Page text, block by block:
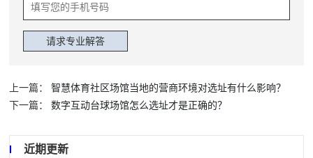
上一篇：
智慧体育社区场馆当地的营商环境对选址有什么影响？
下一篇：
数字互动台球场馆怎么选址才是正确的？
近期更新